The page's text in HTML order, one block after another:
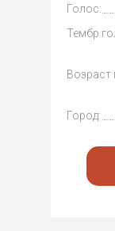
Голос:
Тембр
Возраст
Город: